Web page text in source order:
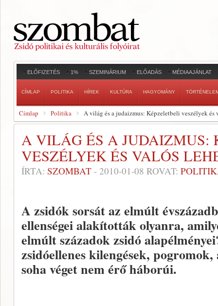
ELŐFIZETÉS 1% SZEMINÁRIUM ELŐADÁS MÉDIAAJÁNLAT
CÍMLAP POLITIKA HÍREK KULTÚRA HAGYOMÁNY
Címlap Politika A világ és a judaizmus: Képzeletbeli veszélyek és
A VILÁG ÉS A JUDAIZMUS:
VESZÉLYEK ÉS VALÓS
ÍRTA: SZOMBAT - 2010-01-08 ROVAT:
A zsidók sorsát az elmúlt
ellenségei alakították olyanra,
elmúlt századok zsidó
zsidóellenes kilengések,
soha véget nem érő háborúi.